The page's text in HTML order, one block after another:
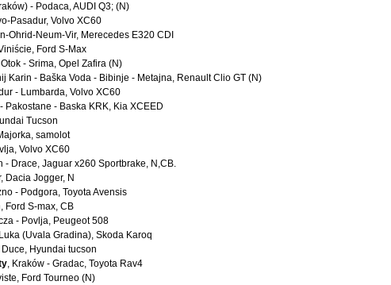
- Podaca, AUDI Q3; (N)
Pasadur, Volvo XC60
Ohrid-Neum-Vir, Merecedes E320 CDI
Ford S-Max
- Srima, Opel Zafira (N)
Karin - Baška Voda - Bibinje - Metajna, Renault Clio GT (N)
- Lumbarda, Volvo XC60
Pakostane - Baska KRK, Kia XCEED
Tucson
samolot
Volvo XC60
- Drace, Jaguar x260 Sportbrake, N,CB.
Dacia Jogger, N
- Podgora, Toyota Avensis
Ford S-max, CB
- Povlja, Peugeot 508
(Uvala Gradina), Skoda Karoq
Hyundai tucson
, Kraków - Gradac, Toyota Rav4
Ford Tourneo (N)